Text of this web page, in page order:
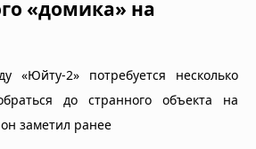
«домика» на
«Юйту-2» потребуется несколько
до странного объекта на
заметил ранее